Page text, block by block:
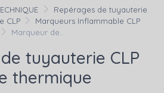
Repérages de tuyauterie
CLP
Marqueurs Inflammable CLP
Marqueur de...
tuyauterie CLP
thermique